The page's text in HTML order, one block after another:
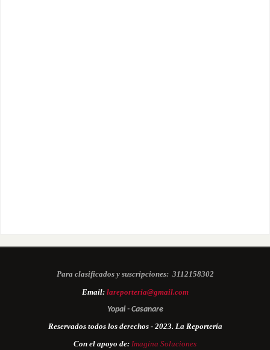
Para clasificados y suscripciones: 3112158302
Email: lareporteria@gmail.com
Yopal - Casanare
Reservados todos los derechos - 2023. La Reportería
Con el apoyo de: Imagina Soluciones